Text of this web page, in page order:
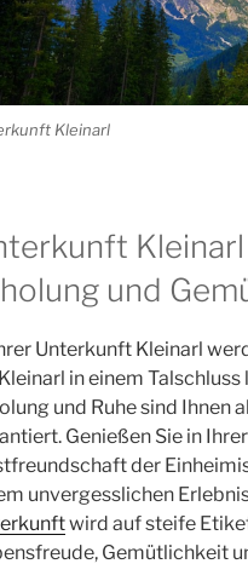
Kleinarl
und
Unterkunft Kleinarl
in einem
und Ruhe sind Ihnen
Genießen Sie in
der
unvergesslichen
wird auf steife
Gemütlichkeit